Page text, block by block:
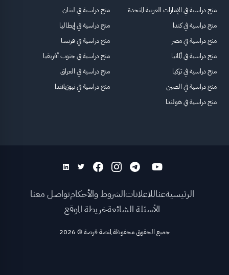
منح دراسية في الإمارات العربية المتحدة
منح دراسية في كندا
منح دراسية في مصر
منح دراسية في ألمانيا
منح دراسية في تركيا
منح دراسية في الصين
منح دراسية في هولندا
منح دراسية في لبنان
منح دراسية في إيطاليا
منح دراسية في فرنسا
منح دراسية في جنوب أفريقيا
منح دراسية في العراق
منح دراسية في نيوزيلاندا
الرئيسيةعناللاعلاناتالشروط والأحكامتواصل معنا
الأسئلة الشائعةخريطة الموقع
جميع الحقوق محفوظة لمنصة فرصة©
2026